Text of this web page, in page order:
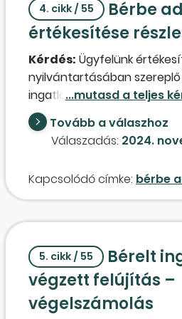
4. cikk / 55
Bérbe
értékesítése
Kérdés: Ügyfelünk
nyilvántartásában
ingatlan-nyilvántartásban
szerepel. (Az ingatlan a
miatt feleslegessé vált.)
hasznosítja, hogy bérbe
szereplő feltételek:
– A vevő a vételárat 84
megfizetni. A halasztott
szerződésben
kamat- és tőkebefizetés
határideje.
– Birtokbaadás: az eladó az
Tovább a válaszhoz
Válaszadás: 2024.
Kapcsolódó címke: bérbe
5. cikk / 55
Bérelt
végzett felújítás –
végelszámolás